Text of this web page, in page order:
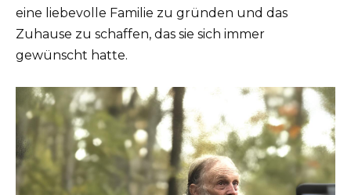
eine liebevolle Familie zu gründen und das
Zuhause zu schaffen, das sie sich immer
gewünscht hatte.